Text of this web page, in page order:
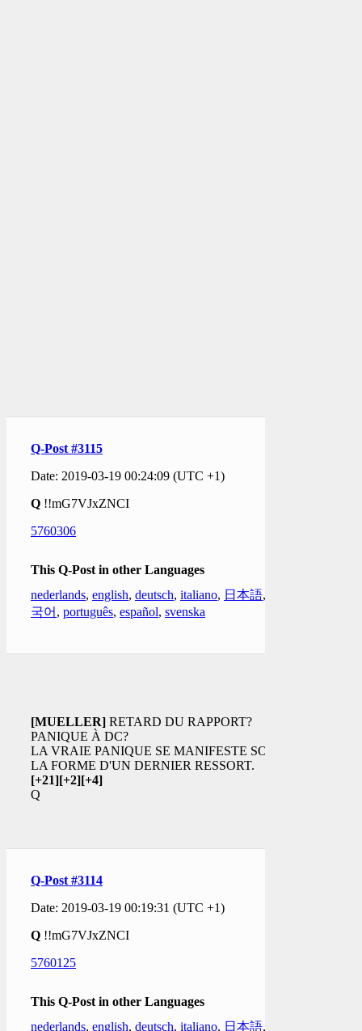
Q-Post #3115
Date: 2019-03-19 00:24:09 (UTC +1)
Q !!mG7VJxZNCI
5760306
This Q-Post in other Languages
nederlands, english, deutsch, italiano, 日本語,
국어 , português, español, svenska
[MUELLER] RETARD DU RAPPORT?
PANIQUE À DC?
LA VRAIE PANIQUE SE MANIFESTE SOUS
LA FORME D'UN DERNIER RESSORT.
[+21][+2][+4]
Q
Q-Post #3114
Date: 2019-03-19 00:19:31 (UTC +1)
Q !!mG7VJxZNCI
5760125
This Q-Post in other Languages
nederlands, english, deutsch, italiano, 日本語,